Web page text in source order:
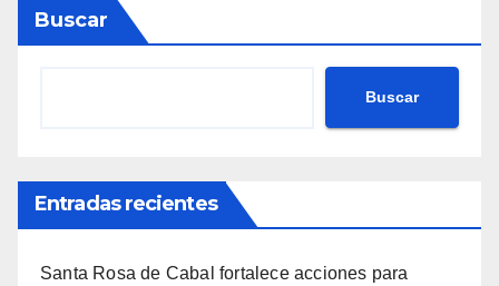
Buscar
Buscar
Entradas recientes
Santa Rosa de Cabal fortalece acciones para